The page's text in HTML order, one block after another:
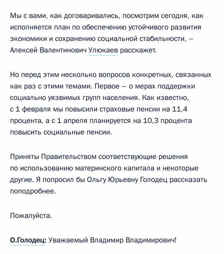
Мы с вами, как договаривались, посмотрим сегодня, как
исполняется план по обеспечению устойчивого развития
экономики и сохранению социальной стабильности, –
Алексей Валентинович Улюкаев расскажет.
Но перед этим несколько вопросов конкретных, связанных
как раз с этими темами. Первое – о мерах поддержки
социально уязвимых групп населения. Как известно,
с 1 февраля мы повысили страховые пенсии на 11,4
процента, а с 1 апреля планируется на 10,3 процента
повысить социальные пенсии.
Приняты Правительством соответствующие решения
по использованию материнского капитала и некоторые
другие. Я попросил бы Ольгу Юрьевну Голодец рассказать
поподробнее.
Пожалуйста.
О.Голодец: Уважаемый Владимир Владимирович!